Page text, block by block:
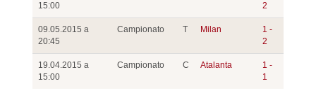
15:00
2
09.05.2015 a
20:45
Campionato T Milan
1 -
2
19.04.2015 a
15:00
Campionato C Atalanta
1 -
1